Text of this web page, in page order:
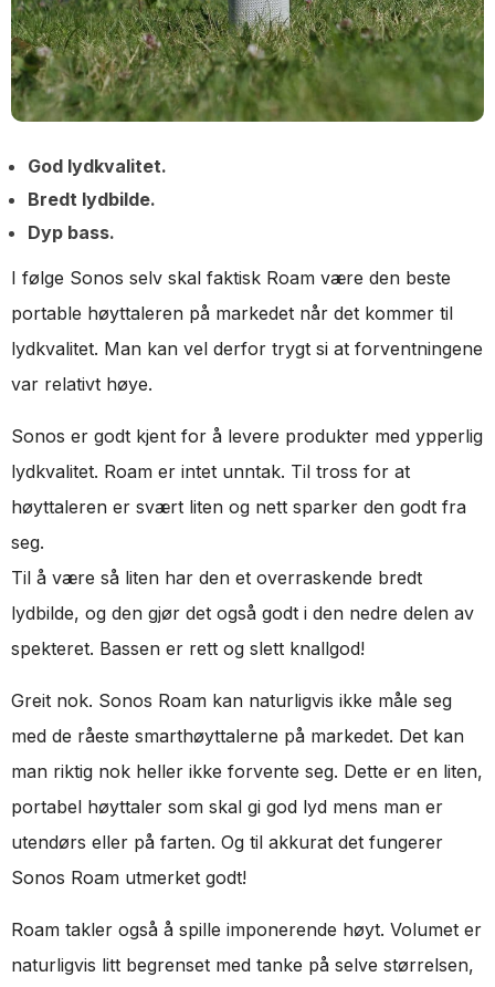
God lydkvalitet.
Bredt lydbilde.
Dyp bass.
I følge Sonos selv skal faktisk Roam være den beste
portable høyttaleren på markedet når det kommer til
lydkvalitet. Man kan vel derfor trygt si at forventningene
var relativt høye.
Sonos er godt kjent for å levere produkter med ypperlig
lydkvalitet. Roam er intet unntak. Til tross for at
høyttaleren er svært liten og nett sparker den godt fra
seg.
Til å være så liten har den et overraskende bredt
lydbilde, og den gjør det også godt i den nedre delen av
spekteret. Bassen er rett og slett knallgod!
Greit nok. Sonos Roam kan naturligvis ikke måle seg
med de råeste smarthøyttalerne på markedet. Det kan
man riktig nok heller ikke forvente seg. Dette er en liten,
portabel høyttaler som skal gi god lyd mens man er
utendørs eller på farten. Og til akkurat det fungerer
Sonos Roam utmerket godt!
Roam takler også å spille imponerende høyt. Volumet er
naturligvis litt begrenset med tanke på selve størrelsen,